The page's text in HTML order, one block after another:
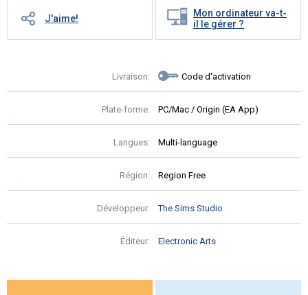
J'aime!
Mon ordinateur va-t-
il le gérer ?
Livraison: Code d'activation
Plate-forme: PC/Mac / Origin (EA App)
Langues: Multi-language
Région: Region Free
Développeur: The Sims Studio
Éditeur: Electronic Arts